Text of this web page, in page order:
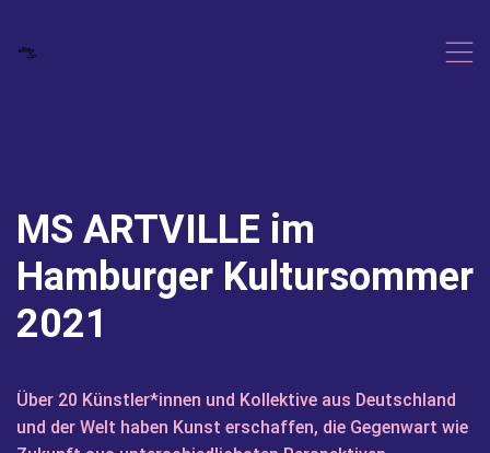
,
MS ARTVILLE im
Hamburger Kultursommer
2021
Über 20 Künstler*innen und Kollektive aus Deutschland
und der Welt haben Kunst erschaffen, die Gegenwart wie